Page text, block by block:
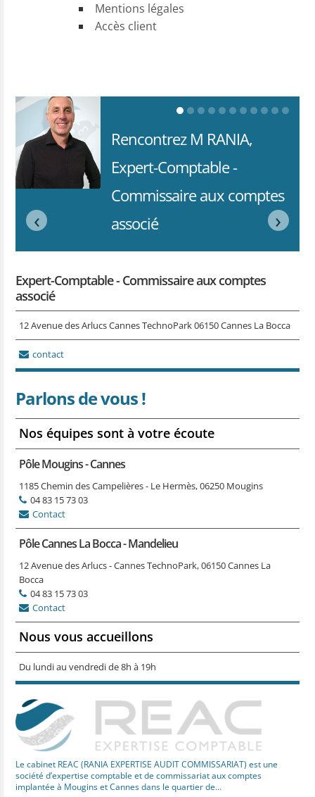
Mentions légales
Accès client
Rencontrez M RANIA,
Expert-Comptable -
Commissaire aux comptes
associé
Expert-Comptable - Commissaire aux comptes
associé
12 Avenue des Arlucs Cannes TechnoPark 06150 Cannes La Bocca
contact
‹ ›
Parlons de vous !
Nos équipes sont à votre écoute
Pôle Mougins - Cannes
1185 Chemin des Campelières - Le Hermès, 06250 Mougins
04 83 15 73 03
Contact
Pôle Cannes La Bocca - Mandelieu
12 Avenue des Arlucs - Cannes TechnoPark, 06150 Cannes La
Bocca
04 83 15 73 03
Contact
Nous vous accueillons
Du lundi au vendredi de 8h à 19h
Le cabinet REAC (RANIA EXPERTISE AUDIT COMMISSARIAT) est une
société d’expertise comptable et de commissariat aux comptes
implantée à Mougins et Cannes dans le quartier de...